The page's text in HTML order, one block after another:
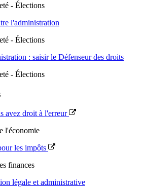
- Élections
l'administration
- Élections
: saisir le Défenseur des droits
- Élections
avez droit à l'erreur
l'économie
les impôts
finances
légale et administrative